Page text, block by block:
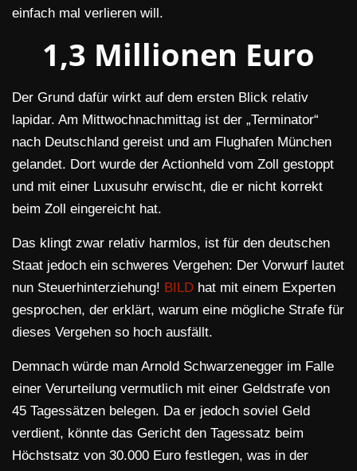
einfach mal verlieren will.
1,3 Millionen Euro
Der Grund dafür wirkt auf dem ersten Blick relativ
lapidar. Am Mittwochnachmittag ist der „Terminator“
nach Deutschland gereist und am Flughafen München
gelandet. Dort wurde der Actionheld vom Zoll gestoppt
und mit einer Luxusuhr erwischt, die er nicht korrekt
beim Zoll eingereicht hat.
Das klingt zwar relativ harmlos, ist für den deutschen
Staat jedoch ein schweres Vergehen: Der Vorwurf lautet
nun Steuerhinterziehung! BILD hat mit einem Experten
gesprochen, der erklärt, warum eine mögliche Strafe für
dieses Vergehen so hoch ausfällt.
Demnach würde man Arnold Schwarzenegger im Falle
einer Verurteilung vermutlich mit einer Geldstrafe von
45 Tagessätzen belegen. Da er jedoch soviel Geld
verdient, könnte das Gericht den Tagessatz beim
Höchstsatz von 30.000 Euro festlegen, was in der